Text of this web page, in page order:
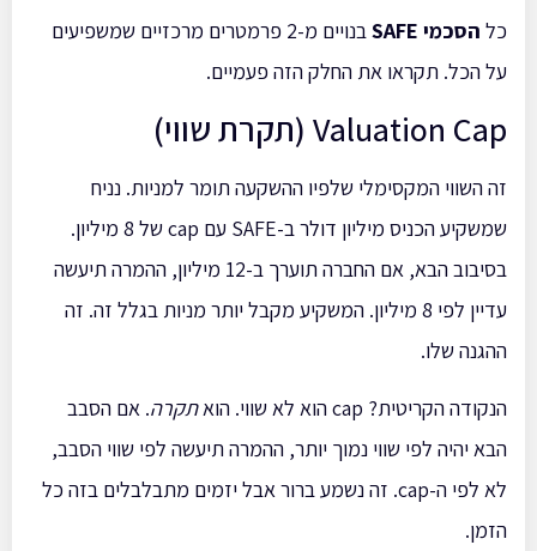
כל הסכמי SAFE
בנויים מ-2 פרמטרים מרכזיים שמשפיעים
על הכל. תקראו את החלק הזה פעמיים.
Valuation Cap (תקרת שווי)
זה השווי המקסימלי שלפיו ההשקעה תומר למניות. נניח
שמשקיע הכניס מיליון דולר ב-SAFE עם cap של 8 מיליון.
בסיבוב הבא, אם החברה תוערך ב-12 מיליון, ההמרה תיעשה
עדיין לפי 8 מיליון. המשקיע מקבל יותר מניות בגלל זה. זה
ההגנה שלו.
הנקודה הקריטית? cap הוא לא שווי. הוא תקרה. אם הסבב
הבא יהיה לפי שווי נמוך יותר, ההמרה תיעשה לפי שווי הסבב,
לא לפי ה-cap. זה נשמע ברור אבל יזמים מתבלבלים בזה כל
הזמן.